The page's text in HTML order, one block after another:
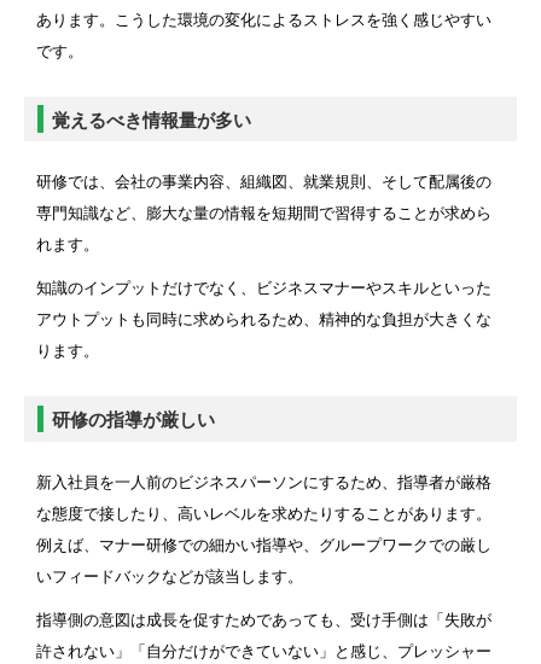
あります。こうした環境の変化によるストレスを強く感じやすい
です。
覚えるべき情報量が多い
研修では、会社の事業内容、組織図、就業規則、そして配属後の
専門知識など、膨大な量の情報を短期間で習得することが求めら
れます。
知識のインプットだけでなく、ビジネスマナーやスキルといった
アウトプットも同時に求められるため、精神的な負担が大きくな
ります。
研修の指導が厳しい
新入社員を一人前のビジネスパーソンにするため、指導者が厳格
な態度で接したり、高いレベルを求めたりすることがあります。
例えば、マナー研修での細かい指導や、グループワークでの厳し
いフィードバックなどが該当します。
指導側の意図は成長を促すためであっても、受け手側は「失敗が
許されない」「自分だけができていない」と感じ、プレッシャー